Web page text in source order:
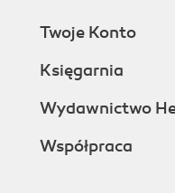
Twoje Konto
Księgarnia
Wydawnictwo
Współpraca